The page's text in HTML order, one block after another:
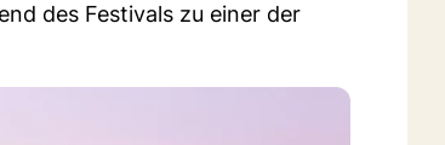
des Festivals zu einer der